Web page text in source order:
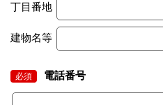
丁目番地
建物名等
必須 電話番号